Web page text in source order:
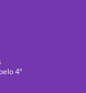
4º